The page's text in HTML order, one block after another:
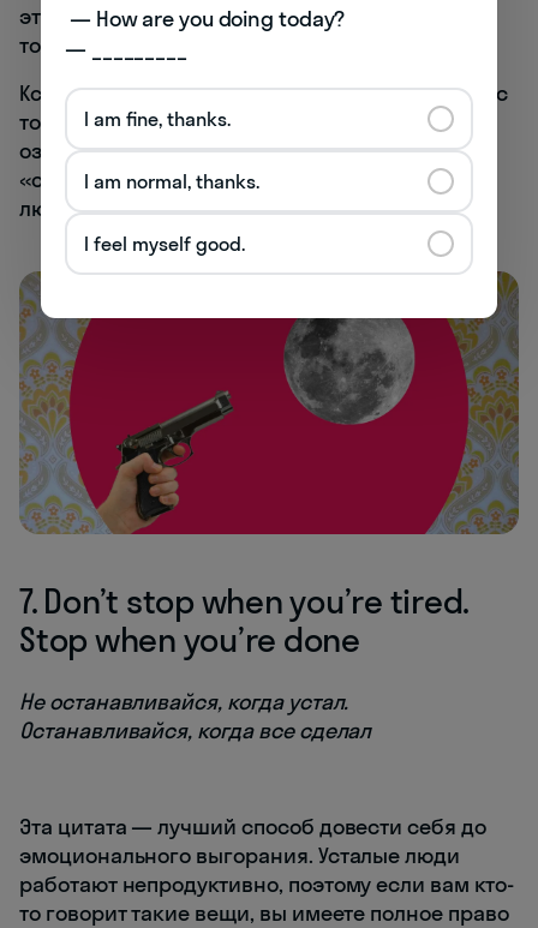
эта цитата и может на что-то вдохновить, так
только на создание высмеивающих ее мемов.
Кстати, эту цитату куда интереснее разобрать с
точки зрения английского.
Shoot for the moon
означает «стремиться к чему-либо», а не
«стрелять в Луну». Так что тут спрятана
любопытная игра слов.
7. Don’t stop when you’re tired.
Stop when you’re done
Не останавливайся, когда устал.
Останавливайся, когда все сделал
Эта цитата — лучший способ довести себя до
эмоционального выгорания. Усталые люди
работают непродуктивно, поэтому если вам кто-
то говорит такие вещи, вы имеете полное право
— _________
I am fine, thanks.
I am normal, thanks.
I feel myself good.